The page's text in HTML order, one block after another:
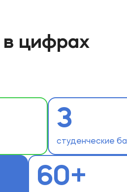
в цифрах
3
студенческие
60+